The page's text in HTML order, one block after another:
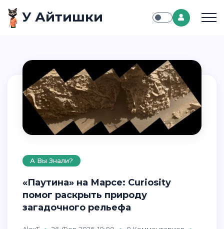
У Айтишки
А Вы Знали?
«Паутина» на Марсе: Curiosity
помог раскрыть природу
загадочного рельефа